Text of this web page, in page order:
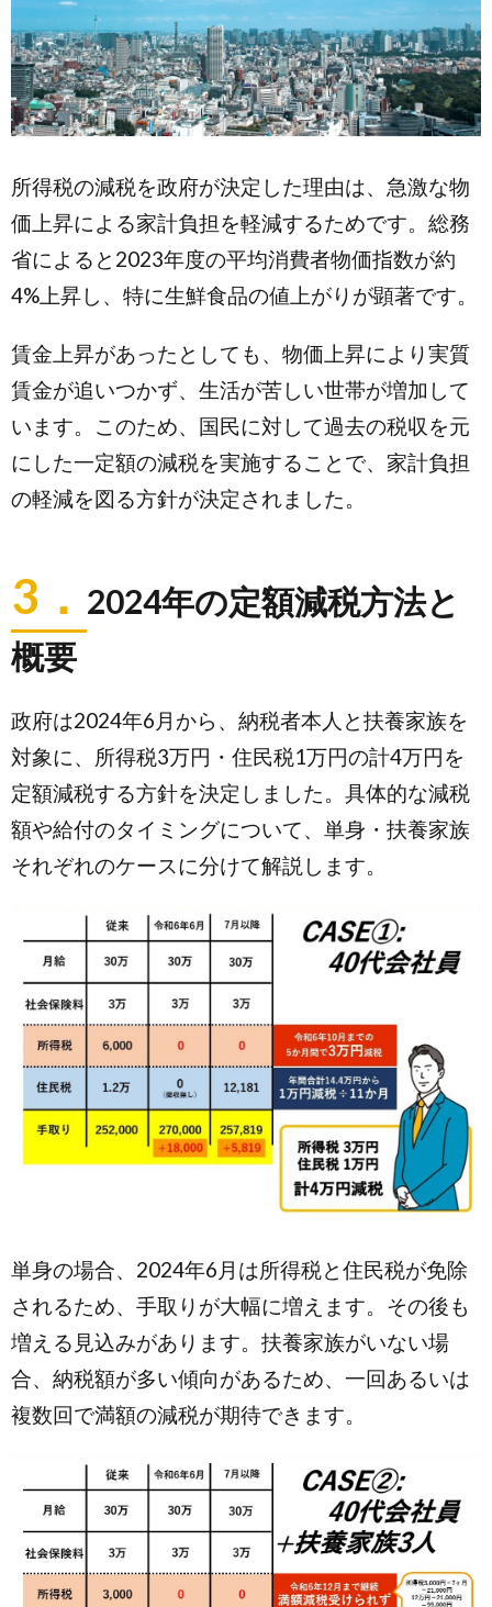
所得税の減税を政府が決定した理由は、急激な物
価上昇による家計負担を軽減するためです。総務
省によると2023年度の平均消費者物価指数が約
4%上昇し、特に生鮮食品の値上がりが顕著です。
賃金上昇があったとしても、物価上昇により実質
賃金が追いつかず、生活が苦しい世帯が増加して
います。このため、国民に対して過去の税収を元
にした一定額の減税を実施することで、家計負担
の軽減を図る方針が決定されました。
3． 2024年の定額減税方法と
概要
政府は2024年6月から、納税者本人と扶養家族を
対象に、所得税3万円・住民税1万円の計4万円を
定額減税する方針を決定しました。具体的な減税
額や給付のタイミングについて、単身・扶養家族
それぞれのケースに分けて解説します。
単身の場合、2024年6月は所得税と住民税が免除
されるため、手取りが大幅に増えます。その後も
増える見込みがあります。扶養家族がいない場
合、納税額が多い傾向があるため、一回あるいは
複数回で満額の減税が期待できます。